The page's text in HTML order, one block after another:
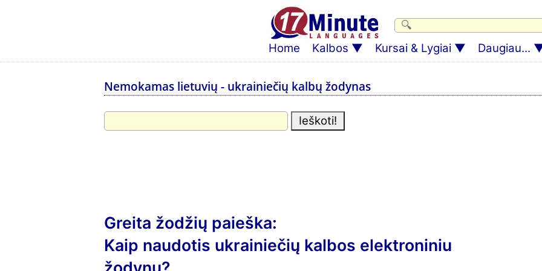
Home Kalbos Kursai & Lygiai Daugiau...
Nemokamas lietuvių - ukrainiečių kalbų žodynas
Greita žodžių paieška:
Kaip naudotis ukrainiečių kalbos elektroniniu